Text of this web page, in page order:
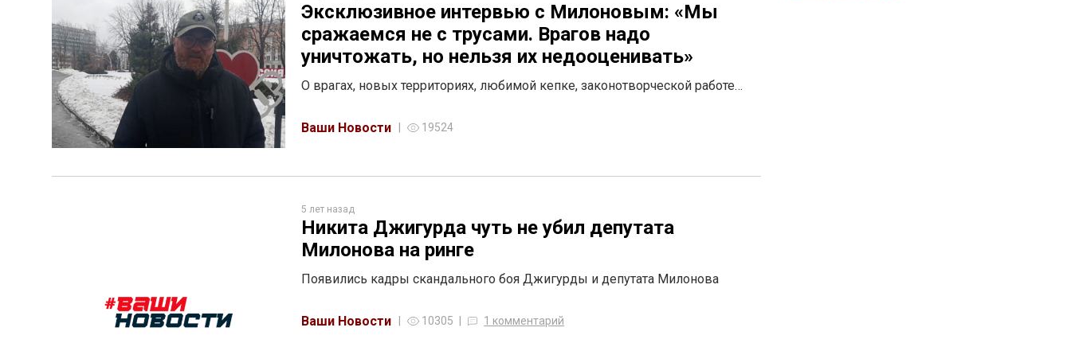
Эксклюзивное интервью с Милоновым: «Мы
сражаемся не с трусами. Врагов надо
уничтожать, но нельзя их недооценивать»
О врагах, новых территориях, любимой кепке, законотворческой работе…
Ваши Новости 19524
5 лет назад
Никита Джигурда чуть не убил депутата
Милонова на ринге
Появились кадры скандального боя Джигурды и депутата Милонова
Ваши Новости 10305 1 комментарий